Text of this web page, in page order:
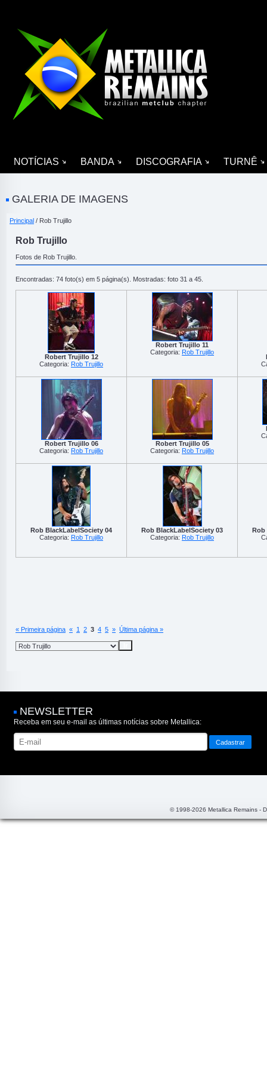
NOTÍCIAS BANDA DISCOGRAFIA TURNÊ
GALERIA DE IMAGENS
Principal / Rob Trujillo
Rob Trujillo
Fotos de Rob Trujillo.
Encontradas: 74 foto(s) em 5 página(s). Mostradas: foto 31 a 45.
Robert Trujillo 12
Categoria: Rob Trujillo
Robert Trujillo 11
Categoria: Rob Trujillo
Robert Trujillo 06
Categoria: Rob Trujillo
Robert Trujillo 05
Categoria: Rob Trujillo
Rob BlackLabelSociety 04
Categoria: Rob Trujillo
Rob BlackLabelSociety 03
Categoria: Rob Trujillo
Rob
« Primeira página « 1 2 3 4 5 » Última página »
NEWSLETTER
Receba em seu e-mail as últimas notícias sobre Metallica:
© 1998-2026 Metallica Remains -